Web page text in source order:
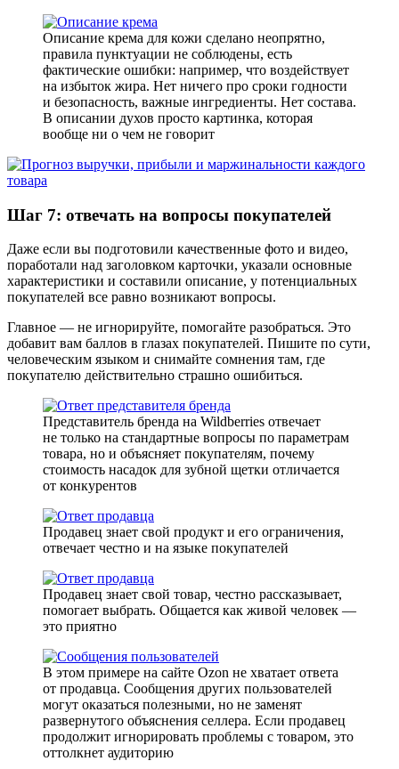
Описание крема для кожи сделано неопрятно,
правила пунктуации не соблюдены, есть
фактические ошибки: например, что воздействует
на избыток жира. Нет ничего про сроки годности
и безопасность, важные ингредиенты. Нет состава.
В описании духов просто картинка, которая
вообще ни о чем не говорит
Шаг 7: отвечать на вопросы покупателей
Даже если вы подготовили качественные фото и видео,
поработали над заголовком карточки, указали основные
характеристики и составили описание, у потенциальных
покупателей все равно возникают вопросы.
Главное — не игнорируйте, помогайте разобраться. Это
добавит вам баллов в глазах покупателей. Пишите по сути,
человеческим языком и снимайте сомнения там, где
покупателю действительно страшно ошибиться.
Представитель бренда на Wildberries отвечает
не только на стандартные вопросы по параметрам
товара, но и объясняет покупателям, почему
стоимость насадок для зубной щетки отличается
от конкурентов
Продавец знает свой продукт и его ограничения,
отвечает честно и на языке покупателей
Продавец знает свой товар, честно рассказывает,
помогает выбрать. Общается как живой человек —
это приятно
В этом примере на сайте Ozon не хватает ответа
от продавца. Сообщения других пользователей
могут оказаться полезными, но не заменят
развернутого объяснения селлера. Если продавец
продолжит игнорировать проблемы с товаром, это
оттолкнет аудиторию